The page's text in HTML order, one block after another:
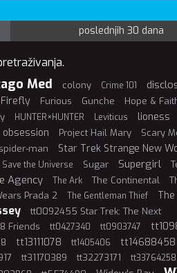
poslednjih 30 dana
Med colony Crime 101
Firefly Furious Gunche Hope &
HUNTER×HUNTER Leviticus lioness
obsession Project Hail Mary Scary
spider-man Star Trek Strange New
the Universe Sugar Supergirl
Agency The Ark The Continental
Prada 2 The Gentleman Thief
tt0092455 Star Trek: The Next
Friends tt0427340 tt0903747
tt13111078 tt1405406 tt14688458
tt31170389 tt32273171 tt33764258